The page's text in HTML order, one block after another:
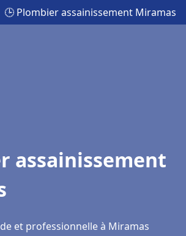
🕒 Plombier assainissement Miramas
assainissement
et professionnelle à Miramas